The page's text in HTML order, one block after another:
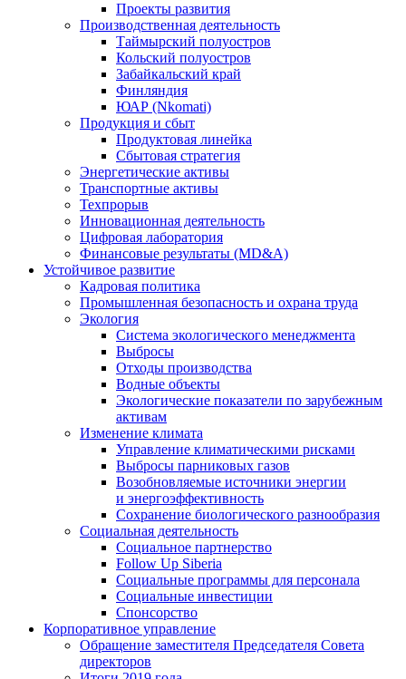
Проекты развития
Производственная деятельность
Таймырский полуостров
Кольский полуостров
Забайкальский край
Финляндия
ЮАР (Nkomati)
Продукция и сбыт
Продуктовая линейка
Сбытовая стратегия
Энергетические активы
Транспортные активы
Техпрорыв
Инновационная деятельность
Цифровая лаборатория
Финансовые результаты (MD&A)
Устойчивое развитие
Кадровая политика
Промышленная безопасность и охрана труда
Экология
Система экологического менеджмента
Выбросы
Отходы производства
Водные объекты
Экологические показатели по зарубежным
активам
Изменение климата
Управление климатическими рисками
Выбросы парниковых газов
Возобновляемые источники энергии
и энергоэффективность
Сохранение биологического разнообразия
Социальная деятельность
Социальное партнерство
Follow Up Siberia
Социальные программы для персонала
Социальные инвестиции
Спонсорство
Корпоративное управление
Обращение заместителя Председателя Совета
директоров